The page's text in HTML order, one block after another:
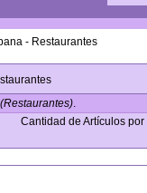
- Restaurantes
(Restaurantes).
Cantidad de Artículos por